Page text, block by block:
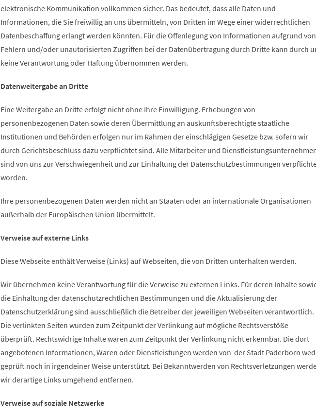
elektronische Kommunikation vollkommen sicher. Das bedeutet, dass alle Daten und
Informationen, die Sie freiwillig an uns übermitteln, von Dritten im Wege einer widerrechtlichen
Datenbeschaffung erlangt werden könnten. Für die Offenlegung von Informationen aufgrund von
Fehlern und/oder unautorisierten Zugriffen bei der Datenübertragung durch Dritte kann durch
keine Verantwortung oder Haftung übernommen werden.
Datenweitergabe an Dritte
Eine Weitergabe an Dritte erfolgt nicht ohne Ihre Einwilligung. Erhebungen von
personenbezogenen Daten sowie deren Übermittlung an auskunftsberechtigte staatliche
Institutionen und Behörden erfolgen nur im Rahmen der einschlägigen Gesetze bzw. sofern wir
durch Gerichtsbeschluss dazu verpflichtet sind. Alle Mitarbeiter und
sind von uns zur Verschwiegenheit und zur Einhaltung der Datenschutzbestimmungen
worden.
Ihre personenbezogenen Daten werden nicht an Staaten oder an internationale Organisationen
außerhalb der Europäischen Union übermittelt.
Verweise auf externe Links
Diese Webseite enthält Verweise (Links) auf Webseiten, die von Dritten unterhalten werden.
Wir übernehmen keine Verantwortung für die Verweise zu externen Links. Für deren Inhalte
die Einhaltung der datenschutzrechtlichen Bestimmungen und die Aktualisierung der
Datenschutzerklärung sind ausschließlich die Betreiber der jeweiligen Webseiten verantwortlich.
Die verlinkten Seiten wurden zum Zeitpunkt der Verlinkung auf mögliche Rechtsverstöße
überprüft. Rechtswidrige Inhalte waren zum Zeitpunkt der Verlinkung nicht erkennbar. Die dort
angebotenen Informationen, Waren oder Dienstleistungen werden von der Stadt Paderborn
geprüft noch in irgendeiner Weise unterstützt. Bei Bekanntwerden von Rechtsverletzungen
wir derartige Links umgehend entfernen.
Verweise auf soziale Netzwerke